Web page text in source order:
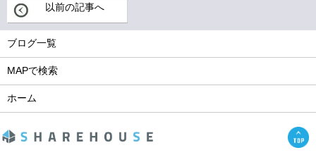
以前の記事へ
ブログ一覧
MAPで検索
ホーム